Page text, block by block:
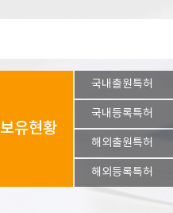
보유현황
국내출원특허
국내등록특허
해외출원특허
해외등록특허